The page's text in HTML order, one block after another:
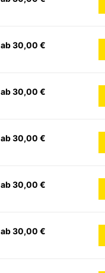
ab 30,00 €
ab 30,00 €
ab 30,00 €
ab 30,00 €
ab 30,00 €